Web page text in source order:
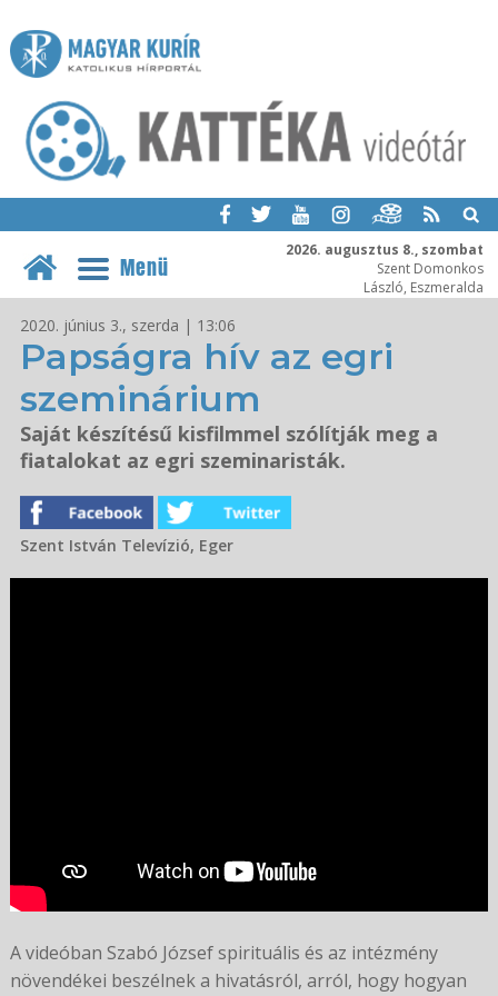
2026. augusztus 8., szombat
Szent Domonkos
László, Eszmeralda
Menü
A videóban Szabó József spirituális és az intézmény
növendékei beszélnek a hivatásról, arról, hogy hogyan
2020. június 3., szerda | 13:06
Papságra hív az egri
szeminárium
Saját készítésű kisfilmmel szólítják meg a
fiatalokat az egri szeminaristák.
Szent István Televízió, Eger